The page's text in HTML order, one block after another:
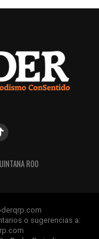
ROO
o sugerencias a: